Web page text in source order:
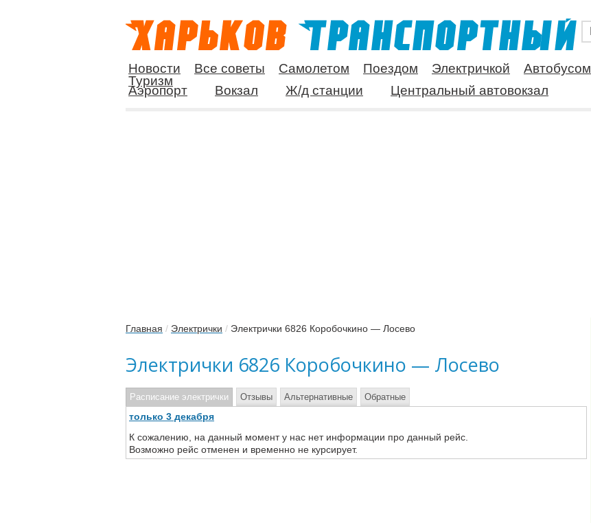
Новости Все советы Самолетом Поездом Электричкой Автобусом
Туризм
Аэропорт Вокзал Ж/д станции Центральный автовокзал
Главная / Электрички / Электрички 6826 Коробочкино — Лосево
Электрички 6826 Коробочкино — Лосево
Расписание электрички
только 3 декабря
К сожалению, на данный момент у нас нет информации про данный рейс.
Возможно рейс отменен и временно не курсирует.
Отзывы Альтернативные Обратные